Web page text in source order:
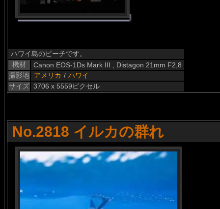
ハワイ島のビーチです。
機材
Canon EOS-1Ds Mark III , Distagon 21mm F2,8
撮影地
アメリカ / ハワイ
サイズ 3706 x 5559ピクセル
No.2818 イルカの群れ